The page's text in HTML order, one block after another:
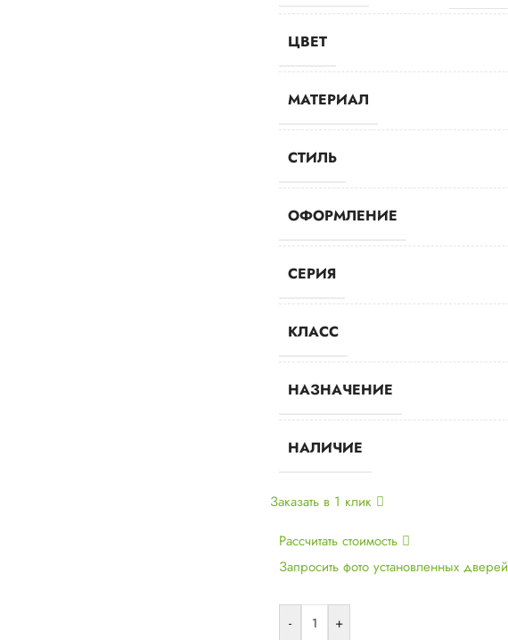
ЦВЕТ
МАТЕРИАЛ
СТИЛЬ
ОФОРМЛЕНИЕ
СЕРИЯ
КЛАСС
НАЗНАЧЕНИЕ
НАЛИЧИЕ
Заказать в 1 клик
Рассчитать стоимость
Запросить фото установленных дверей
- +